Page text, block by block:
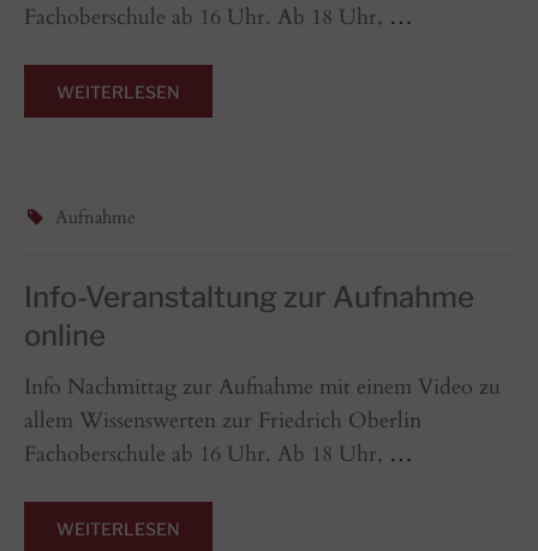
Fachoberschule ab 16 Uhr. Ab 18 Uhr, …
WEITERLESEN
Aufnahme
Info-Veranstaltung zur Aufnahme
online
Info Nachmittag zur Aufnahme mit einem Video zu
allem Wissenswerten zur Friedrich Oberlin
Fachoberschule ab 16 Uhr. Ab 18 Uhr, …
WEITERLESEN